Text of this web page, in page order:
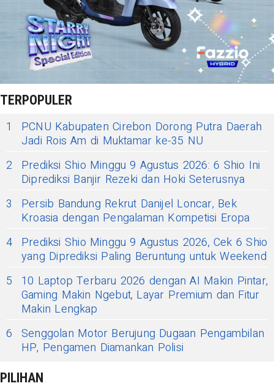
TERPOPULER
1
PCNU Kabupaten Cirebon Dorong Putra Daerah
Jadi Rois Am di Muktamar ke-35 NU
2
Prediksi Shio Minggu 9 Agustus 2026: 6 Shio Ini
Diprediksi Banjir Rezeki dan Hoki Seterusnya
3
Persib Bandung Rekrut Danijel Loncar, Bek
Kroasia dengan Pengalaman Kompetisi Eropa
4 Prediksi Shio Minggu 9 Agustus 2026, Cek 6 Shio
yang Diprediksi Paling Beruntung untuk Weekend
5
10 Laptop Terbaru 2026 dengan AI Makin Pintar,
Gaming Makin Ngebut, Layar Premium dan Fitur
Makin Lengkap
6 Senggolan Motor Berujung Dugaan Pengambilan
HP, Pengamen Diamankan Polisi
PILIHAN